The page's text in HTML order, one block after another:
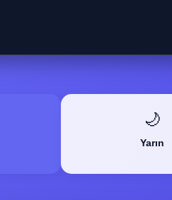
🌙
Yarın